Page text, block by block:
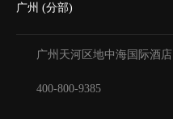
广州 (分部)
广州天河区地中海国际酒店
400-800-9385